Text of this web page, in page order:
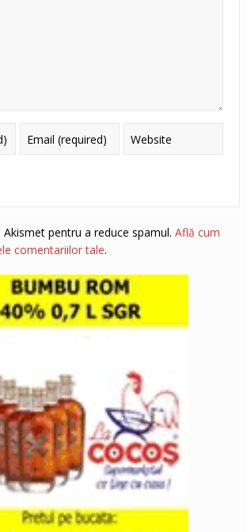
pentru a reduce spamul. Află cum
comentariilor tale.